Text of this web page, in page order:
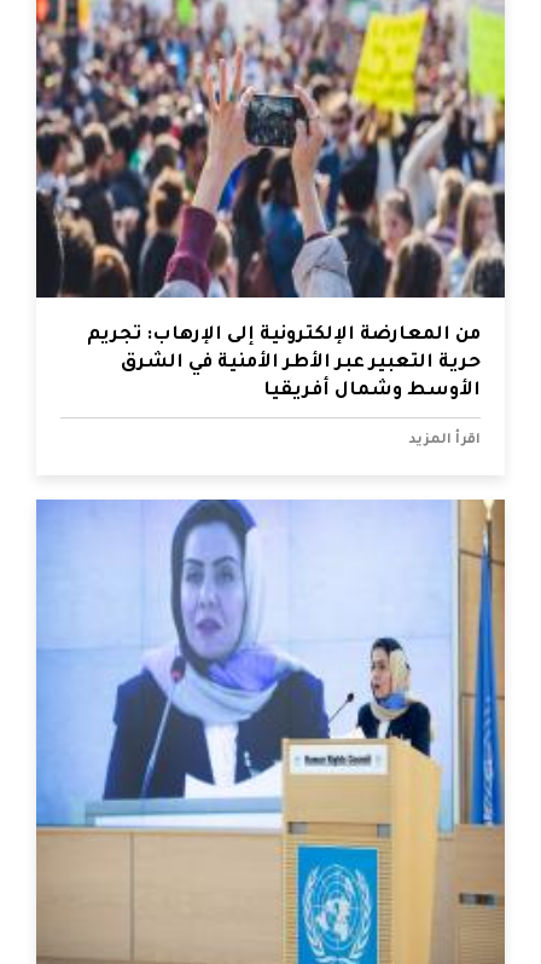
من المعارضة الإلكترونية إلى الإرهاب: تجريم
حرية التعبير عبر الأطر الأمنية في الشرق
الأوسط وشمال أفريقيا
اقرأ المزيد